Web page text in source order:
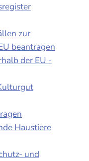
zur
beantragen
der EU -
Haustiere
und